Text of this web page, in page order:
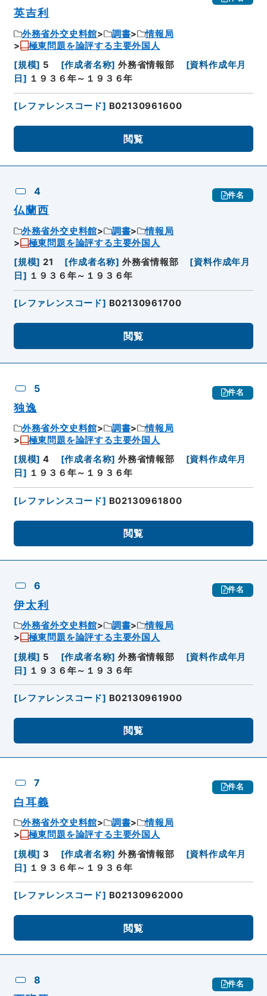
英吉利
外務省外交史料館 調書
情報局
極東問題を論評する主要外国人
[規模] 5 [作成者名称] 外務省情報部 [資料作成年月
日 ] １９３６年～１９３６年
[レファレンスコード] B02130961600
閲覧
4 件名
仏蘭西
外務省外交史料館 調書
情報局
極東問題を論評する主要外国人
[規模] 21 [作成者名称] 外務省情報部 [資料作成年月
日 ] １９３６年～１９３６年
[レファレンスコード] B02130961700
閲覧
5 件名
独逸
外務省外交史料館 調書
情報局
極東問題を論評する主要外国人
[規模] 4 [作成者名称] 外務省情報部 [資料作成年月
日 ] １９３６年～１９３６年
[レファレンスコード] B02130961800
閲覧
6 件名
伊太利
外務省外交史料館 調書
情報局
極東問題を論評する主要外国人
[規模] 5 [作成者名称] 外務省情報部 [資料作成年月
日 ] １９３６年～１９３６年
[レファレンスコード] B02130961900
閲覧
7 件名
白耳義
外務省外交史料館 調書
情報局
極東問題を論評する主要外国人
[規模] 3 [作成者名称] 外務省情報部 [資料作成年月
日 ] １９３６年～１９３６年
[レファレンスコード] B02130962000
閲覧
8 件名